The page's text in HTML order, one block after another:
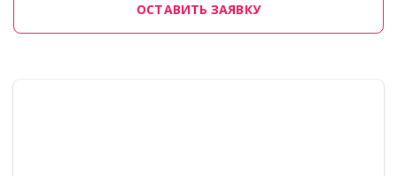
ОСТАВИТЬ ЗАЯВКУ